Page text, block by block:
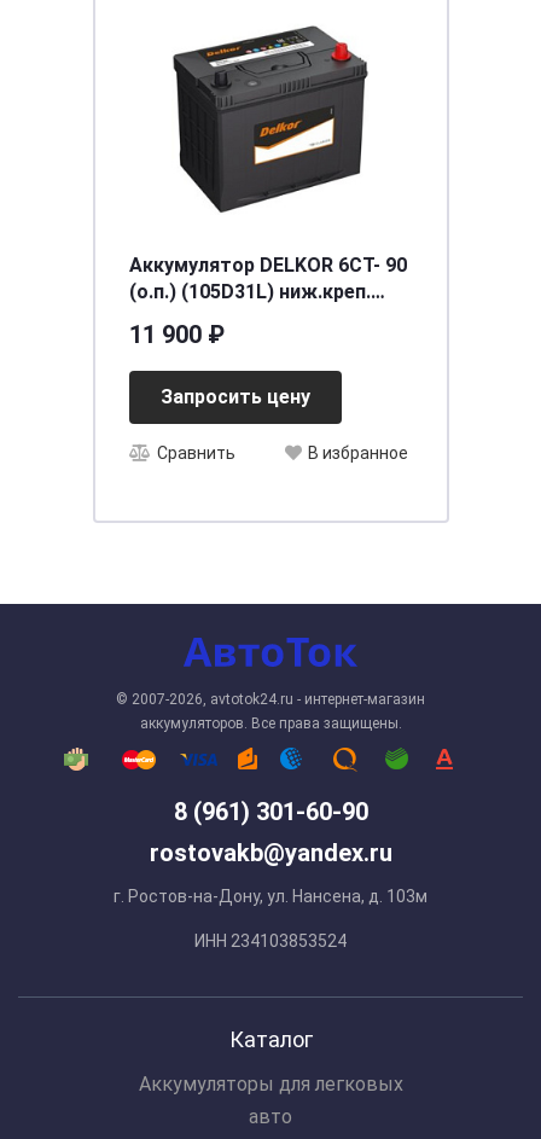
Аккумулятор DELKOR 6СТ- 90
(о.п.) (105D31L) ниж.креп.
11 900 ₽
Запросить цену
Сравнить В избранное
8 (961) 301-60-90
rostovakb@yandex.ru
г. Ростов-на-Дону, ул. Нансена, д. 103м
ИНН 234103853524
© 2007-2026, avtotok24.ru - интернет-магазин
аккумуляторов. Все права защищены.
Каталог
Аккумуляторы для легковых
авто